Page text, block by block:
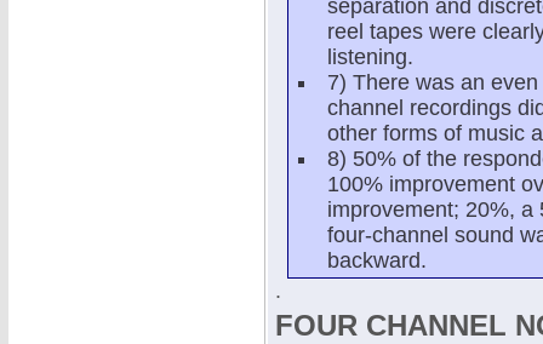
separation and
reel tapes were
listening.
7) There was an
channel recordings
other forms of music
8) 50% of the
100% improvement
improvement; 20%, a
four-channel sound
backward.
.
FOUR CHANNEL